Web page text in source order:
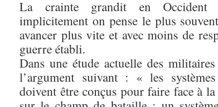
La crainte grandit en Occident
implicitement on pense le plus
avancer plus vite et avec moins de
guerre établi.
Dans une étude actuelle des
l’argument suivant : « les
doivent être conçus pour faire face à